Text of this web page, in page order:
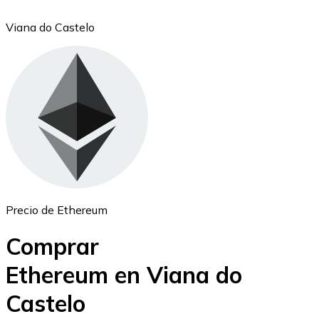
Ethereum
ETH
USD Coin
Viana do Castelo
Precio de Ethereum
Comprar
Ethereum en Viana do
Castelo